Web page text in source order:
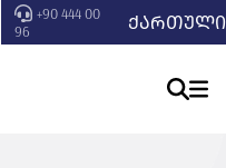
+90 444 00
96
ᲥᲐᲠᲗᲣᲚᲘ